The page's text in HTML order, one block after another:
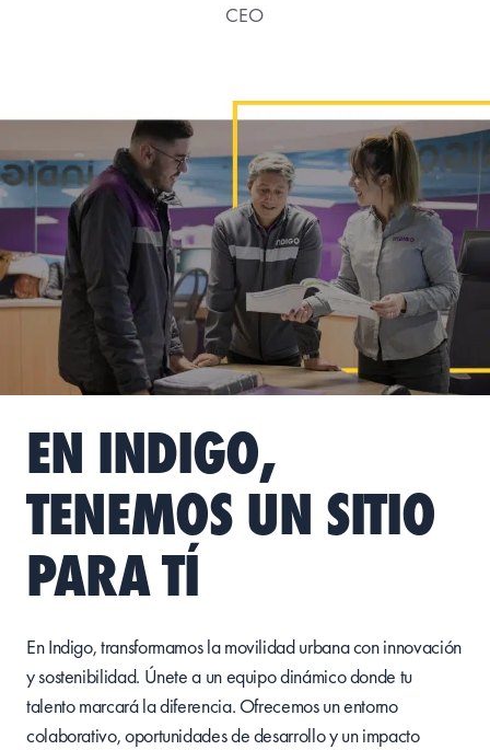
CEO
EN INDIGO,
TENEMOS UN SITIO
PARA TÍ
En Indigo,transformamoslamovilidadurbanaconinnovación
ysostenibilidad. Únetea unequipodinámicodonde tu
talentomarcaráladiferencia. Ofrecemosunentorno
colaborativo,oportunidadesdedesarrolloy unimpacto